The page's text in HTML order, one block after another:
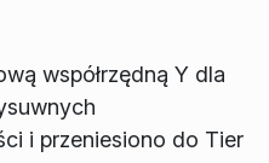
współrzędną Y dla
i przeniesiono do Tier